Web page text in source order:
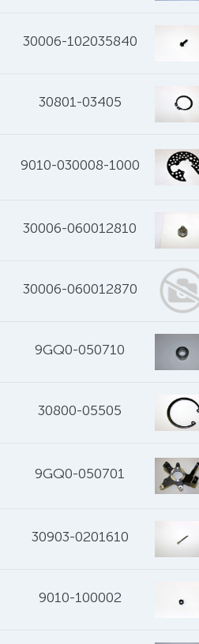
30006-102035840
30801-03405
9010-030008-1000
30006-060012810
30006-060012870
9GQ0-050710
30800-05505
9GQ0-050701
30903-0201610
9010-100002